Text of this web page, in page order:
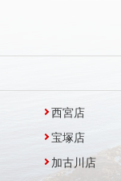
西宮店
宝塚店
加古川店